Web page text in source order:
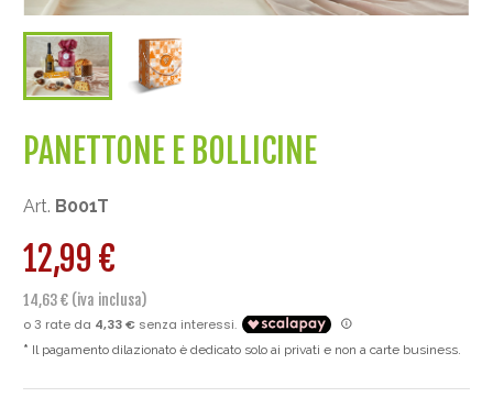
PANETTONE E BOLLICINE
Art. B001T
12,99 €
14,63 € (iva inclusa)
Il pagamento dilazionato è dedicato solo ai privati e non a carte business.